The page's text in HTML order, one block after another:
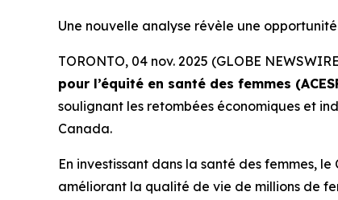
Une nouvelle analyse révèle une
TORONTO, 04 nov. 2025 (GLOBE
pour l’équité en santé des femmes
soulignant les retombées économiques et
Canada.
En investissant dans la santé des femmes,
améliorant la qualité de vie de millions de